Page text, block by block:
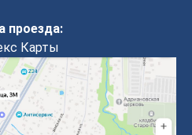
проезда:
Карты